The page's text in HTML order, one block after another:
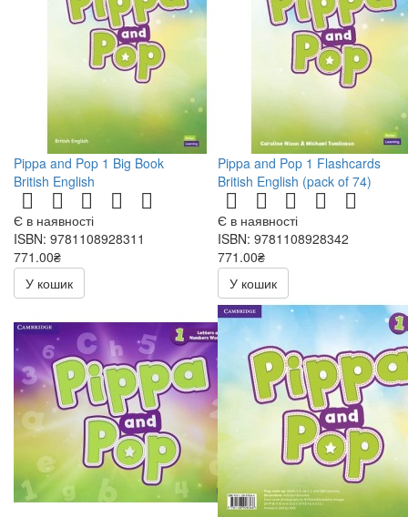
Pippa and Pop 1 Big Book
British English
Є в наявності
ISBN: 9781108928311
771.00₴
У кошик
Pippa and Pop 1 Flashcards
British English (pack of 74)
Є в наявності
ISBN: 9781108928342
771.00₴
У кошик